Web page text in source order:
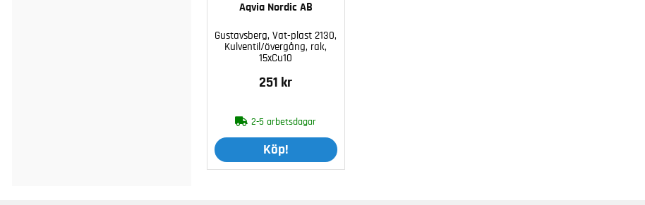
Aqvia Nordic AB
Gustavsberg, Vat-plast 2130,
Kulventil/övergång, rak,
15xCu10
251 kr
2-5 arbetsdagar
Köp!